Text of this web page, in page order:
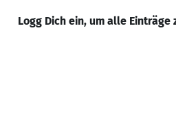
Logg Dich ein, um alle Einträge